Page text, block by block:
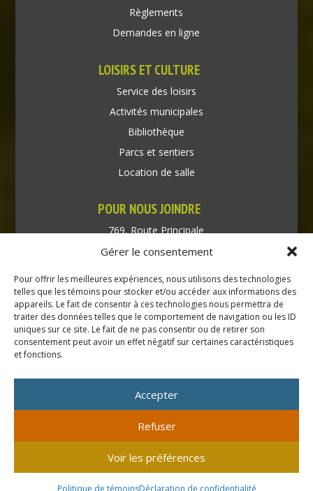
Gérer le consentement
Pour offrir les meilleures expériences, nous utilisons des technologies
telles que les témoins pour stocker et/ou accéder aux informations des
appareils. Le fait de consentir à ces technologies nous permettra de
traiter des données telles que le comportement de navigation ou les ID
uniques sur ce site. Le fait de ne pas consentir ou de retirer son
consentement peut avoir un effet négatif sur certaines caractéristiques
et fonctions.
Accepter
Refuser
Voir les préférences
Politique de témoinsDéclaration de confidentialité
Règlements
Demandes en ligne
LOISIRS ET CULTURE
Service des loisirs
Activités municipales
Bibliothèque
Parcs et sentiers
Location de salle
POUR NOUS JOINDRE
769, Route Principale
Très-Saint-Rédempteur
Téléphone : (450) 451-5203
Direction générale :
dir@tressaintredempteur.ca
© 2026 Tous droits réservés. Municipalité de Très-Saint-
Rédempteur.